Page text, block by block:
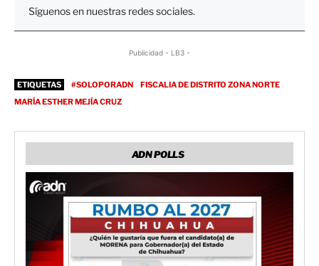
Síguenos en nuestras redes sociales.
Publicidad - LB3 -
ETIQUETAS #SOLOPORADN
FISCALIA DE DISTRITO ZONA NORTE
MARÍA ESTHER MEJÍA CRUZ
ADN POLLS